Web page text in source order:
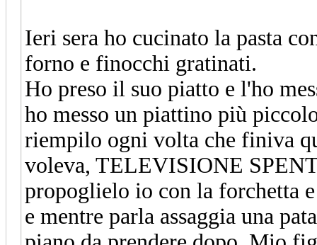
Ieri sera ho cucinato la pasta
forno e finocchi gratinati.
Ho preso il suo piatto e l'ho
ho messo un piattino più
riempilo ogni volta che finiva
voleva, TELEVISIONE
propoglielo io con la forchetta
e mentre parla assaggia una